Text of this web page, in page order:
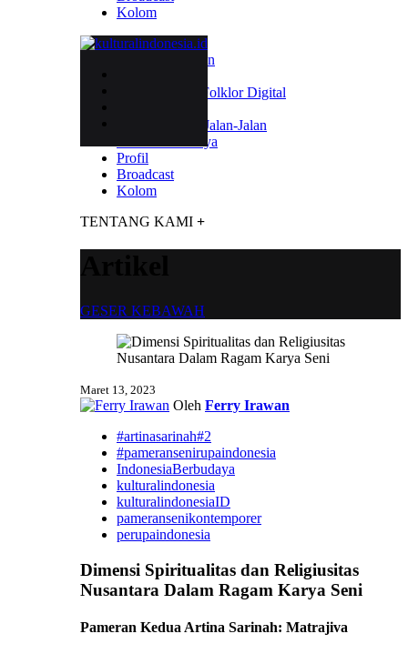
Kolom
Seni Rupa
Seni Pertunjukan
Festival Folklor Digital
Kultural Jalan-Jalan
Kalender Budaya
Profil
Broadcast
Kolom
TENTANG KAMI +
GESER KEBAWAH
Maret 13, 2023
Oleh Ferry Irawan
#artinasarinah#2
#pameransenirupaindonesia
IndonesiaBerbudaya
kulturalindonesia
kulturalindonesiaID
pameransenikontemporer
perupaindonesia
Dimensi Spiritualitas dan Religiusitas
Nusantara Dalam Ragam Karya Seni
Pameran Kedua Artina Sarinah: Matrajiva